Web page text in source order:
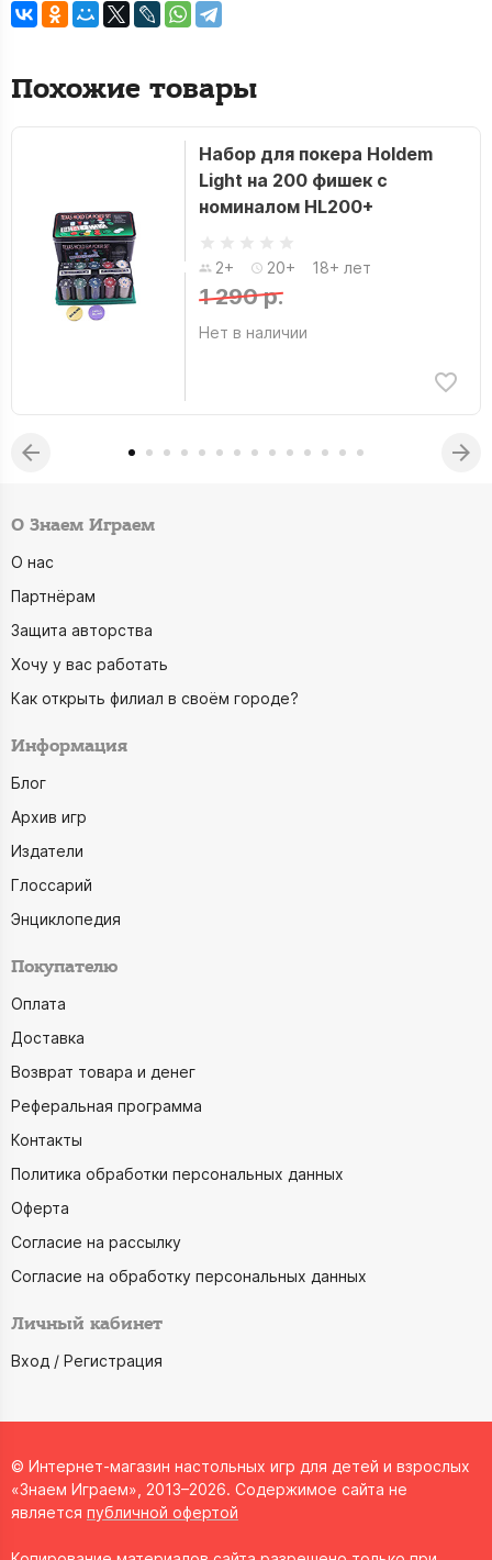
Похожие товары
Набор для покера Holdem
Light на 200 фишек с
номиналом HL200+
2+ 20+ 18+ лет
1 290 р.
Нет в наличии
О Знаем Играем
О нас
Партнёрам
Защита авторства
Хочу у вас работать
Как открыть филиал в своём городе?
Информация
Блог
Архив игр
Издатели
Глоссарий
Энциклопедия
Покупателю
Оплата
Доставка
Возврат товара и денег
Реферальная программа
Контакты
Политика обработки персональных данных
Оферта
Согласие на рассылку
Согласие на обработку персональных данных
Личный кабинет
Вход / Регистрация
© Интернет-магазин настольных игр для детей и взрослых
«Знаем Играем», 2013–2026. Содержимое сайта не
является публичной офертой